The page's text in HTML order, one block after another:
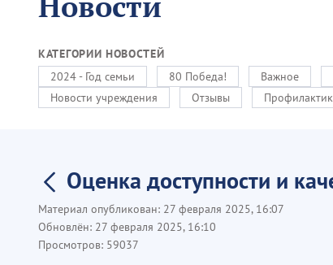
КАТЕГОРИИ НОВОСТЕЙ
2024 - Год семьи
80 Победа! Важное
Новости учреждения
Отзывы
Оценка доступности и
Материал опубликован: 27 февраля 2025, 16:07
Обновлён: 27 февраля 2025, 16:10
Просмотров: 59037